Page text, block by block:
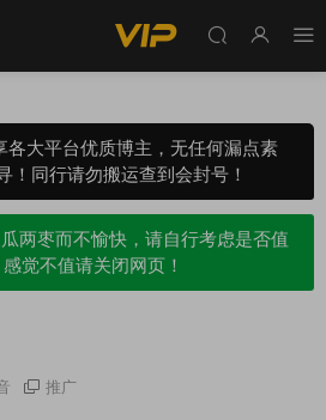
各大平台优质博主，无任何漏点素
！同行请勿搬运查到会封号！
两枣而不愉快，请自行考虑是否值
觉不值请关闭网页！
推广